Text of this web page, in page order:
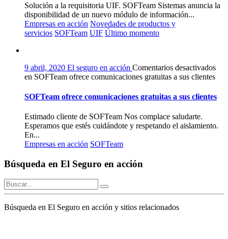
Solución a la requisitoria UIF. SOFTeam Sistemas anuncia la
disponibilidad de un nuevo módulo de información...
Empresas en acción Novedades de productos y
servicios SOFTeam UIF Último momento
9 abril, 2020 El seguro en acción Comentarios desactivados
en SOFTeam ofrece comunicaciones gratuitas a sus clientes
SOFTeam ofrece comunicaciones gratuitas a sus clientes
Estimado cliente de SOFTeam Nos complace saludarte.
Esperamos que estés cuidándote y respetando el aislamiento.
En...
Empresas en acción SOFTeam
Búsqueda en El Seguro en acción
Búsqueda en El Seguro en acción y sitios relacionados